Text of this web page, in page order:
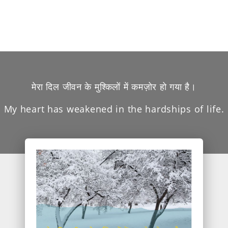
मेरा दिल जीवन के मुश्किलों में कमज़ोर हो गया है।
My heart has weakened in the hardships of life.